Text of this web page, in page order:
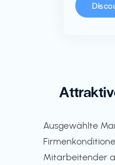
Ausgewählte
Mitarbeitender